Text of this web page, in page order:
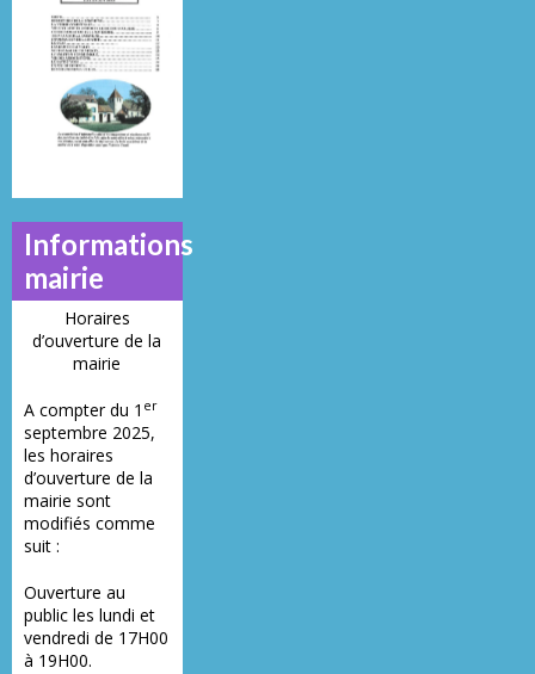
N°
28
Informations
mairie
Horaires
d’ouverture de la
mairie
A compter du 1 er
septembre 2025,
les horaires
d’ouverture de la
mairie sont
modifiés comme
suit :
Ouverture au
public les lundi et
vendredi de 17H00
à 19H00.